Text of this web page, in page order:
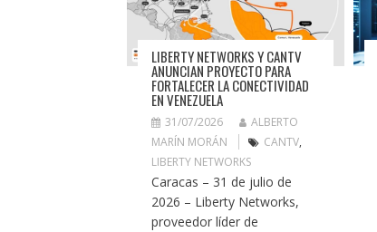
LIBERTY NETWORKS Y CANTV
ANUNCIAN PROYECTO PARA
FORTALECER LA CONECTIVIDAD
EN VENEZUELA
31/07/2026
ALBERTO
MARÍN MORÁN
CANTV,
LIBERTY NETWORKS
Caracas – 31 de julio de
2026 – Liberty Networks,
proveedor líder de